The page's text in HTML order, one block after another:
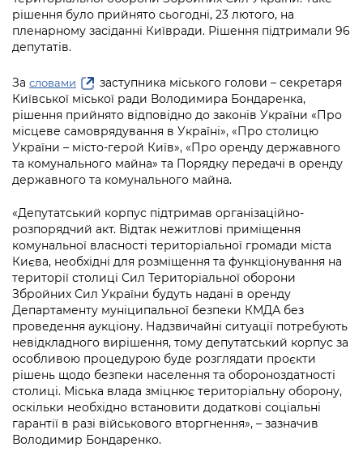
Підприємства, установи, організації
Kyiv International Relations
Річні звіти
Гендерна політика
Безбар'єрність
Київська міська військова адміністрація
Портал Захисників та Захисниць
Безбар'єрність
Портал послуг
Міський застосунок Київ Цифровий
Важливе під час воєнного стану
Уряд» – місцевий рівень»
Важливе під час воєнного стану
Про відкриті дані
Портал даних Києва
Публічні дашборди
рішення було прийнято сьогодні, 23 лютого, на
пленарному засіданні Київради. Рішення підтримали 96
депутатів.
За словами
заступника міського голови – секретаря
Київської міської ради Володимира Бондаренка,
рішення прийнято відповідно до законів України «Про
місцеве самоврядування в Україні», «Про столицю
України – місто-герой Київ», «Про оренду державного
та комунального майна» та Порядку передачі в оренду
державного та комунального майна.
«Депутатський корпус підтримав організаційно-
розпорядчий акт. Відтак нежитлові приміщення
комунальної власності територіальної громади міста
Києва, необхідні для розміщення та функціонування на
території столиці Сил Територіальної оборони
Збройних Сил України будуть надані в оренду
Департаменту муніципальної безпеки КМДА без
проведення аукціону. Надзвичайні ситуації потребують
невідкладного вирішення, тому депутатський корпус за
особливою процедурою буде розглядати проєкти
рішень щодо безпеки населення та обороноздатності
столиці. Міська влада зміцнює територіальну оборону,
оскільки необхідно встановити додаткові соціальні
гарантії в разі військового вторгнення», – зазначив
Володимир Бондаренко.